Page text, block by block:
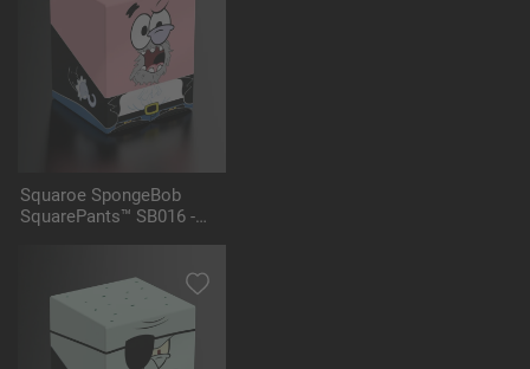
Squaroe SpongeBob
SquarePants™ SB016 -